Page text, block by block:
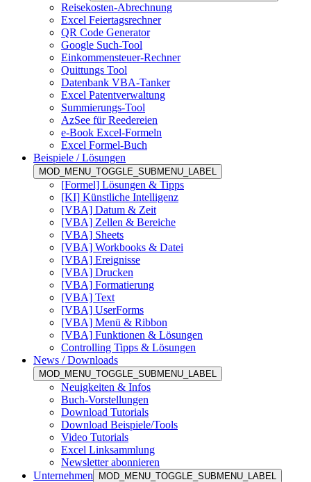
Reisekosten-Abrechnung
Excel Feiertagsrechner
QR Code Generator
Google Such-Tool
Einkommensteuer-Rechner
Quittungs Tool
Datenbank VBA-Tanker
Excel Patentverwaltung
Summierungs-Tool
AzSee für Reedereien
e-Book Excel-Formeln
Excel Formel-Buch
Beispiele / Lösungen
MOD_MENU_TOGGLE_SUBMENU_LABEL
[Formel] Lösungen & Tipps
[KI] Künstliche Intelligenz
[VBA] Datum & Zeit
[VBA] Zellen & Bereiche
[VBA] Sheets
[VBA] Workbooks & Datei
[VBA] Ereignisse
[VBA] Drucken
[VBA] Formatierung
[VBA] Text
[VBA] UserForms
[VBA] Menü & Ribbon
[VBA] Funktionen & Lösungen
Controlling Tipps & Lösungen
News / Downloads
MOD_MENU_TOGGLE_SUBMENU_LABEL
Neuigkeiten & Infos
Buch-Vorstellungen
Download Tutorials
Download Beispiele/Tools
Video Tutorials
Excel Linksammlung
Newsletter abonnieren
Unternehmen
MOD_MENU_TOGGLE_SUBMENU_LABEL